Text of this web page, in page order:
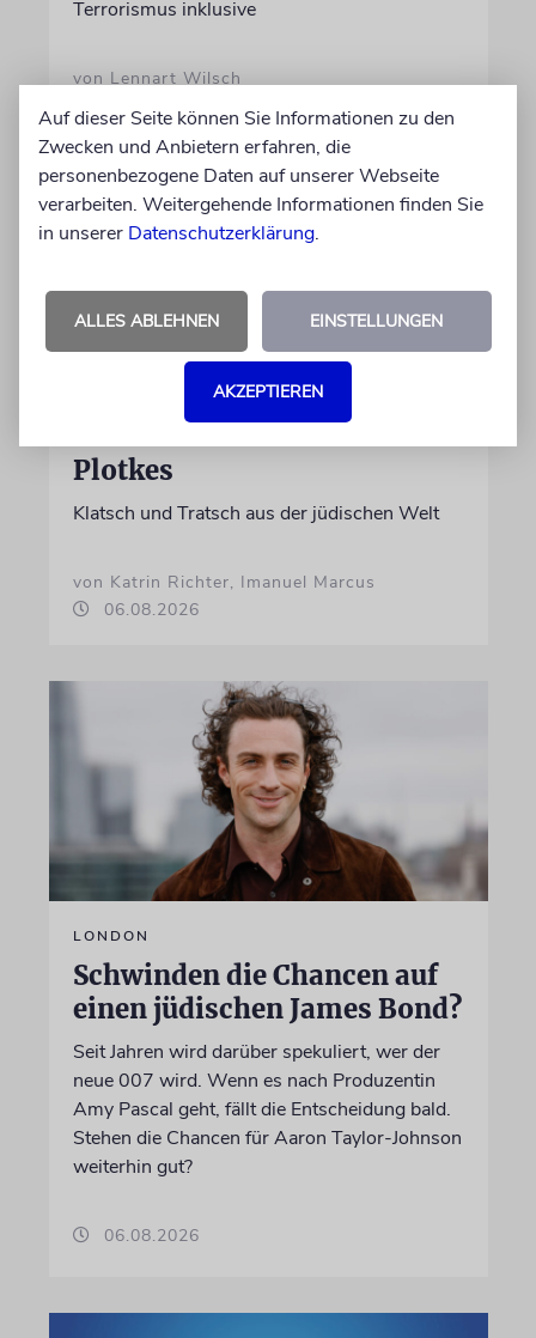
Terrorismus inklusive
von Lennart Wilsch
Plotkes
Klatsch und Tratsch aus der jüdischen Welt
von Katrin Richter, Imanuel Marcus
06.08.2026
LONDON
Schwinden die Chancen auf
einen jüdischen James Bond?
Seit Jahren wird darüber spekuliert, wer der
neue 007 wird. Wenn es nach Produzentin
Amy Pascal geht, fällt die Entscheidung bald.
Stehen die Chancen für Aaron Taylor-Johnson
weiterhin gut?
06.08.2026
Auf dieser Seite können Sie Informationen zu den
Zwecken und Anbietern erfahren, die
personenbezogene Daten auf unserer Webseite
verarbeiten. Weitergehende Informationen finden Sie
in unserer Datenschutzerklärung.
ALLES ABLEHNEN EINSTELLUNGEN
AKZEPTIEREN